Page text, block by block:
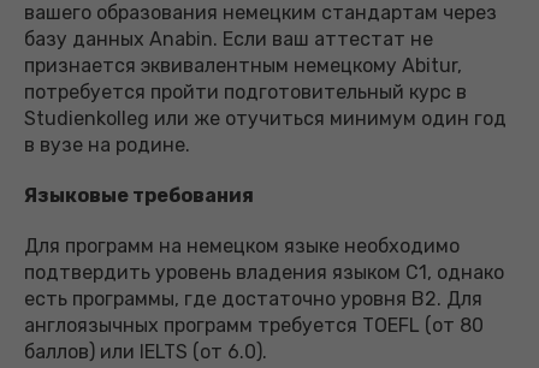
вашего образования немецким стандартам через
базу данных Anabin. Если ваш аттестат не
признается эквивалентным немецкому Abitur,
потребуется пройти подготовительный курс в
Studienkolleg или же отучиться минимум один год
в вузе на родине.
Языковые требования
Для программ на немецком языке необходимо
подтвердить уровень владения языком С1, однако
есть программы, где достаточно уровня В2. Для
англоязычных программ требуется TOEFL (от 80
баллов) или IELTS (от 6.0).